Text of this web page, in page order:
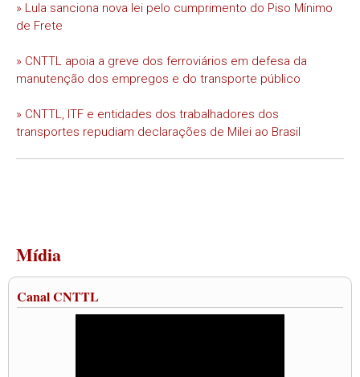
» Lula sanciona nova lei pelo cumprimento do Piso Mínimo
de Frete
» CNTTL apoia a greve dos ferroviários em defesa da
manutenção dos empregos e do transporte público
» CNTTL, ITF e entidades dos trabalhadores dos
transportes repudiam declarações de Milei ao Brasil
Mídia
Canal CNTTL